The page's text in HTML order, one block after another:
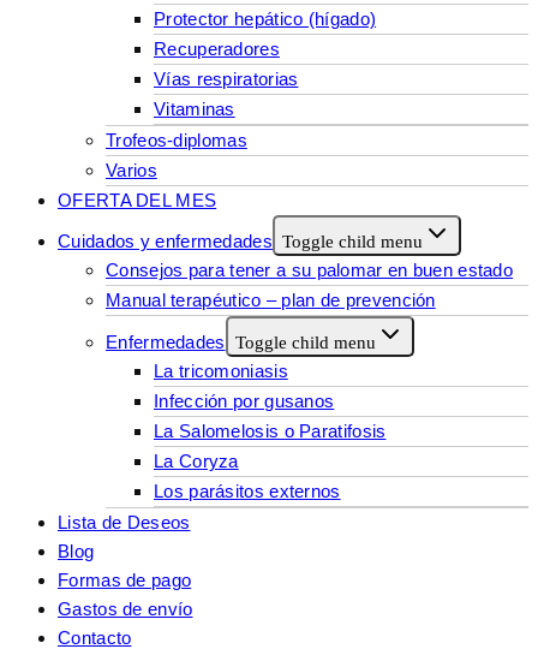
Protector hepático (hígado)
Recuperadores
Vías respiratorias
Vitaminas
Trofeos-diplomas
Varios
OFERTA DEL MES
Cuidados y enfermedades Toggle child menu
Consejos para tener a su palomar en buen estado
Manual terapéutico – plan de prevención
Enfermedades Toggle child menu
La tricomoniasis
Infección por gusanos
La Salomelosis o Paratifosis
La Coryza
Los parásitos externos
Lista de Deseos
Blog
Formas de pago
Gastos de envío
Contacto